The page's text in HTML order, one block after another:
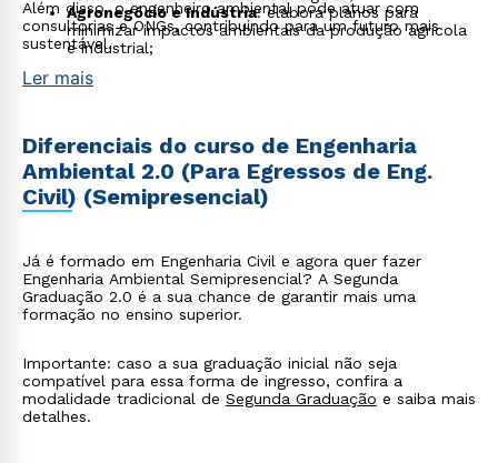
Agronegócio e Indústria: elabora planos para
minimizar impactos ambientais da produção agrícola
e industrial;
Além disso, o engenheiro ambiental pode atuar com
consultorias e ONGs, contribuindo para um futuro mais
sustentável.
Ler mais
Diferenciais do curso de Engenharia
Ambiental 2.0 (Para Egressos de Eng.
Civil) (Semipresencial)
Já é formado em Engenharia Civil e agora quer fazer
Engenharia Ambiental Semipresencial? A Segunda
Graduação 2.0 é a sua chance de garantir mais uma
formação no ensino superior.
Importante: caso a sua graduação inicial não seja
compatível para essa forma de ingresso, confira a
modalidade tradicional de Segunda Graduação e saiba mais
detalhes.